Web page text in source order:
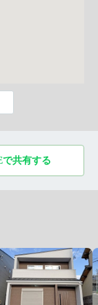
共有する